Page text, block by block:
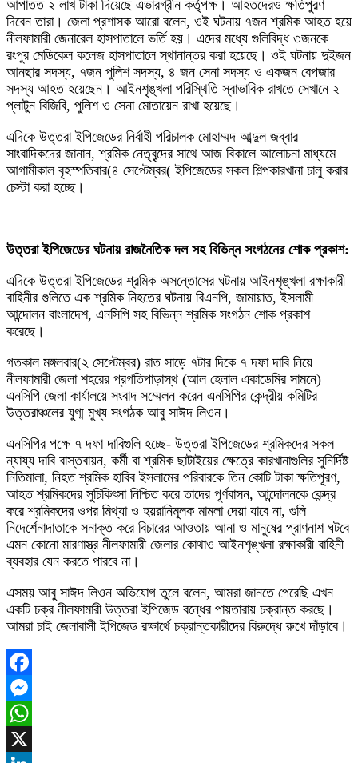
আপাতত ২ লাখ টাকা দিয়েছে এভারগ্রীন কর্তৃপক্ষ। আহতদেরও ক্ষতিপুরণ
দিবেন তারা। জেলা প্রশাসক আরো বলেন, ওই ঘটনায় ৭জন শ্রমিক আহত হয়ে
নীলফামারী জেনারেল হাসপাতালে ভর্তি হয়। এদের মধ্যে গুলিবিদ্ধ ৩জনকে
রংপুর মেডিকেল কলেজ হাসপাতালে স্থানান্তর করা হয়েছে। ওই ঘটনায় দুইজন
আনছার সদস্য, ৭জন পুলিশ সদস্য, ৪ জন সেনা সদস্য ও একজন বেপজার
সদস্য আহত হয়েছেন। আইনশৃঙ্খলা পরিস্থিতি স্বাভাবিক রাখতে সেখানে ২
প্লাটুন বিজিবি, পুলিশ ও সেনা মোতায়েন রাখা হয়েছে।
এদিকে উত্তরা ইপিজেডের নির্বাহী পরিচালক মোহাম্মদ আব্দুল জব্বার
সাংবাদিকদের জানান, শ্রমিক নেতৃবৃন্দের সাথে আজ বিকালে আলোচনা মাধ্যমে
আগামীকাল বৃহস্পতিবার(৪ সেপ্টেম্বর( ইপিজেডের সকল শিল্পকারখানা চালু করার
চেস্টা করা হচ্ছে।
উত্তরা ইপিজেডের ঘটনায় রাজনৈতিক দল সহ বিভিন্ন সংগঠনের শোক প্রকাশ:
এদিকে উত্তরা ইপিজেডের শ্রমিক অসন্তোসের ঘটনায় আইনশৃঙ্খলা রক্ষাকারী
বাহিনীর গুলিতে এক শ্রমিক নিহতের ঘটনায় বিএনপি, জামায়াত, ইসলামী
আন্দোলন বাংলাদেশ, এনসিপি সহ বিভিন্ন শ্রমিক সংগঠন শোক প্রকাশ
করেছে।
গতকাল মঙ্গলবার(২ সেপ্টেম্বর) রাত সাড়ে ৭টার দিকে ৭ দফা দাবি নিয়ে
নীলফামারী জেলা শহরের প্রগতিপাড়াস্থ (আল হেলাল একাডেমির সামনে)
এনসিপি জেলা কার্যালয়ে সংবাদ সম্মেলন করেন এনসিপির কেন্দ্রীয় কমিটির
উত্তরাঞ্চলের যুগ্ম মুখ্য সংগঠক আবু সাঈদ লিওন।
এনসিপির পক্ষে ৭ দফা দাবিগুলি হচ্ছে- উত্তরা ইপিজেডের শ্রমিকদের সকল
ন্যায্য দাবি বাস্তবায়ন, কর্মী বা শ্রমিক ছাটাইয়ের ক্ষেত্রে কারখানাগুলির সুনির্দিষ্ট
নিতিমালা, নিহত শ্রমিক হাবিব ইসলামের পরিবারকে তিন কোটি টাকা ক্ষতিপূরণ,
আহত শ্রমিকদের সুচিকিৎসা নিশ্চিত করে তাদের পূর্ণবাসন, আন্দোলনকে কেন্দ্র
করে শ্রমিকদের ওপর মিথ্যা ও হয়রানিমূলক মামলা দেয়া যাবে না, গুলি
নিদের্শেনাদাতাকে সনাক্ত করে বিচারের আওতায় আনা ও মানুষের প্রাণনাশ ঘটবে
এমন কোনো মারণাস্ত্র নীলফামারী জেলার কোথাও আইনশৃঙ্খলা রক্ষাকারী বাহিনী
ব্যবহার যেন করতে পারবে না।
এসময় আবু সাঈদ লিওন অভিযোগ তুলে বলেন, আমরা জানতে পেরেছি এখন
একটি চক্র নীলফামারী উত্তরা ইপিজেড বন্ধের পায়তারায় চক্রান্ত করছে।
আমরা চাই জেলাবাসী ইপিজেড রক্ষার্থে চক্রান্তকারীদের বিরুদ্ধে রুখে দাঁড়াবে।
Facebook
Messenger
WhatsApp